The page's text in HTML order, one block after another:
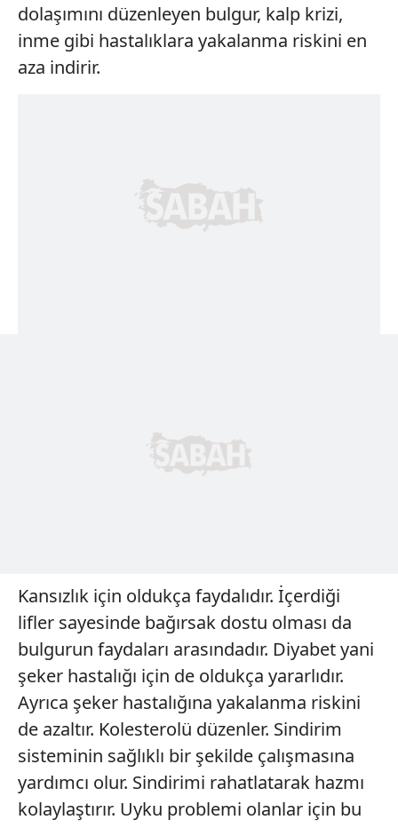
dolaşımını düzenleyen bulgur, kalp krizi,
inme gibi hastalıklara yakalanma riskini en
aza indirir.
Kansızlık için oldukça faydalıdır. İçerdiği
lifler sayesinde bağırsak dostu olması da
bulgurun faydaları arasındadır. Diyabet yani
şeker hastalığı için de oldukça yararlıdır.
Ayrıca şeker hastalığına yakalanma riskini
de azaltır. Kolesterolü düzenler. Sindirim
sisteminin sağlıklı bir şekilde çalışmasına
yardımcı olur. Sindirimi rahatlatarak hazmı
kolaylaştırır. Uyku problemi olanlar için bu